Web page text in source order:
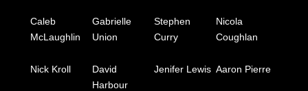
Caleb
McLaughlin
Gabrielle
Union
Stephen
Curry
Nicola
Coughlan
Nick Kroll
David
Harbour
Jenifer Lewis Aaron Pierre